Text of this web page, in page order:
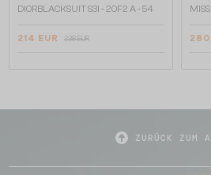
DIORBLACKSUIT S3I - 20F2 A - 54
214 EUR 238 EUR 280
ZURÜCK ZUM